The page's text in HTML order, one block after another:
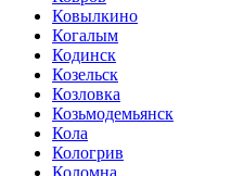
Ковылкино
Когалым
Кодинск
Козельск
Козловка
Козьмодемьянск
Кола
Кологрив